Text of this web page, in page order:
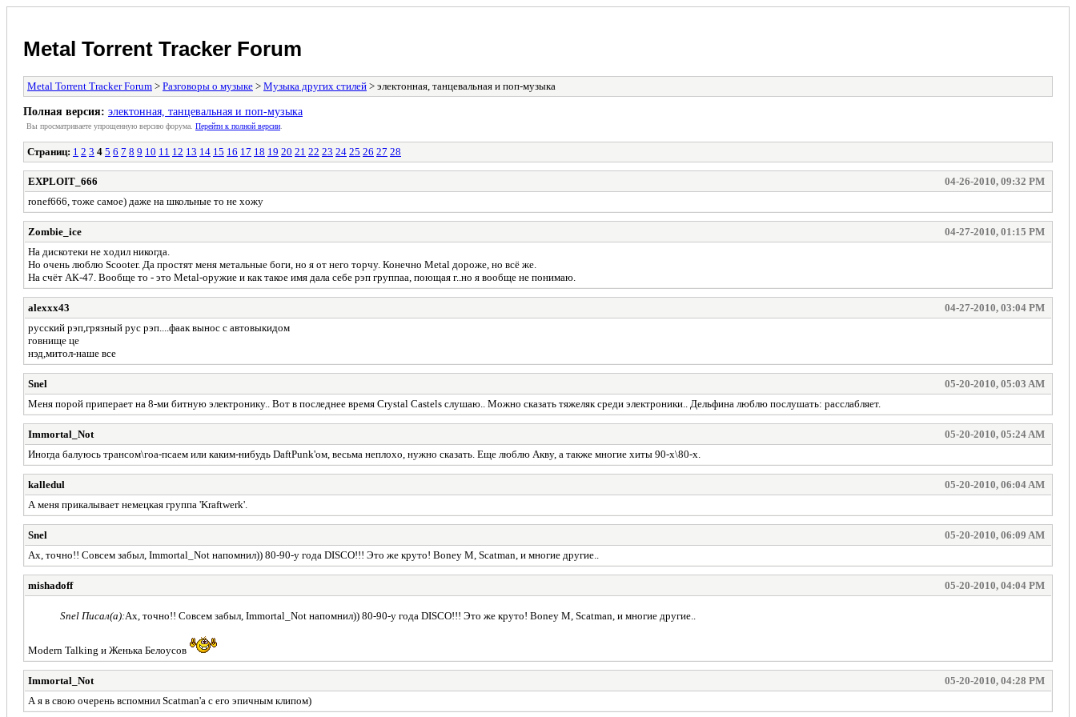
Metal Torrent Tracker Forum
Metal Torrent Tracker Forum > Разговоры о музыке > Музыка других стилей > электонная, танцевальная и поп-музыка
Полная версия: электонная, танцевальная и поп-музыка
Вы просматриваете yпpощеннyю веpсию форума. Пеpейти к полной веpсии
Страниц: 1 2 3 4 5 6 7 8 9 10 11 12 13 14 15 16 17 18 19 20 21 22 23 24 25 26 27 28
EXPLOIT_666
04-26-2010, 09:32 PM
ronef666, тоже самое) даже на школьные то не хожу
Zombie_ice
04-27-2010, 01:15 PM
На дискотеки не ходил никогда.
Но очень люблю Scooter. Да простят меня метальные боги, но я от него торчу. Конечно Metal дороже, но всё же.
На счёт АК-47. Вообще то - это Metal-оружие и как такое имя дала себе рэп группаа, поющая г..но я вообще не понимаю.
alexxx43
04-27-2010, 03:04 PM
русский рэп,грязный рус рэп....фаак вынос с автовыкидом
говнище це
нэд,митол-наше все
Snel
05-20-2010, 05:03 AM
Меня порой приперает на 8-ми битную электронику.. Вот в последнее время Crystal Castels слушаю.. Можно сказать тяжеляк среди электроники.. Дельфина люблю послушать: расслабляет.
Immortal_Not
05-20-2010, 05:24 AM
Иногда балуюсь трансом\гоа-псаем или каким-нибудь DaftPunk'ом, весьма неплохо, нужно сказать. Еще люблю Акву, а также многие хиты 90-х\80-х.
kalledul
05-20-2010, 06:04 AM
А меня прикалывает немецкая группа 'Kraftwerk'.
Snel
05-20-2010, 06:09 AM
Ах, точно!! Совсем забыл, Immortal_Not напомнил)) 80-90-у года DISCO!!! Это же круто! Boney M, Scatman, и многие другие..
mishadoff 05-20-2010, 04:04 PM
Snel Писал(а):Ах, точно!! Совсем забыл, Immortal_Not напомнил)) 80-90-у года DISCO!!! Это же круто! Boney M, Scatman, и многие другие..
Modern Talking и Женька Белоусов
Immortal_Not
05-20-2010, 04:28 PM
А я в свою очерень вспомнил Scatman'а с его эпичным клипом)